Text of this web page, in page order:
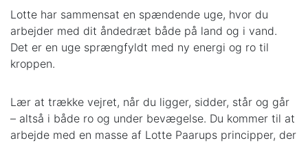
Lotte har sammensat en spændende uge, hvor du
arbejder med dit åndedræt både på land og i vand.
Det er en uge sprængfyldt med ny energi og ro til
kroppen.
Lær at trække vejret, når du ligger, sidder, står og går
– altså i både ro og under bevægelse. Du kommer til at
arbejde med en masse af Lotte Paarups principper, der